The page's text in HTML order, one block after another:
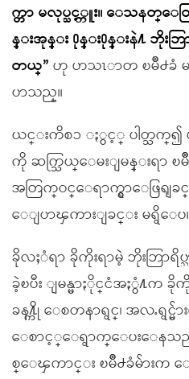
က္တာ မလုပ္သင့္ဘူး။ ေသနတ္ေ
န္းအုန္း ႐ုန္း႐ုန္းနဲ႔ ဘိုးဘ
တယ္” ဟု ဟသၤာတ ၿမိဳ႕ခံ
ပာသည္။
ယင္းကိစၥ ႏွင့္ ပါတ္သက္၍
ကို ဆက္သြယ္ေမးျမန္းရာ ၿ
အတြက္ဝင္ေရာက္ရွာေဖြရျ
ေျပာၾကားျခင္း မရွိေပ
ခိုလႈံရာ ခိုကိုးရာမဲ့ ဘိုးဘြာရိပ္
ခဲ့ၿပီး ျမန္မာႏိုင္ငံအႏွံ႔က ခို
ခန႔္ကို ေစတနာရွင္၊ အလႉရွင္မ်
ေစာင့္ေရွာက္ေပးေနသည့္
စ္ေၾကာင္း ၿမိဳ႕ခံမ်ားက